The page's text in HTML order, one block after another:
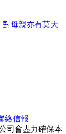
對母親亦有莫大
絡信報
司會盡力確保本